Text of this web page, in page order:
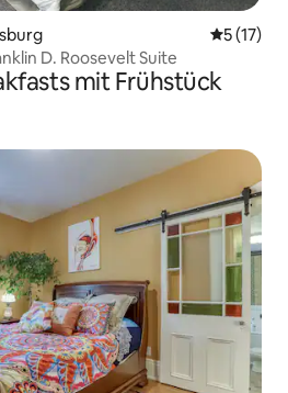
5 (17)
D. Roosevelt Suite
mit Frühstück